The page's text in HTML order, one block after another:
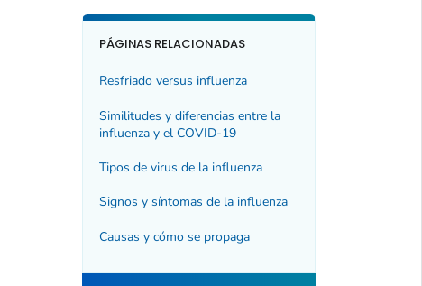
PÁGINAS RELACIONADAS
Resfriado versus influenza
Similitudes y diferencias entre la
influenza y el COVID-19
Tipos de virus de la influenza
Signos y síntomas de la influenza
Causas y cómo se propaga